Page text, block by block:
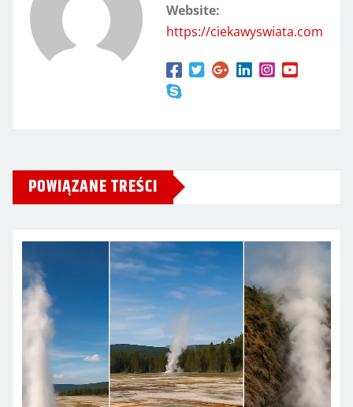
Website:
https://ciekawyswiata.com
POWIĄZANE TREŚCI